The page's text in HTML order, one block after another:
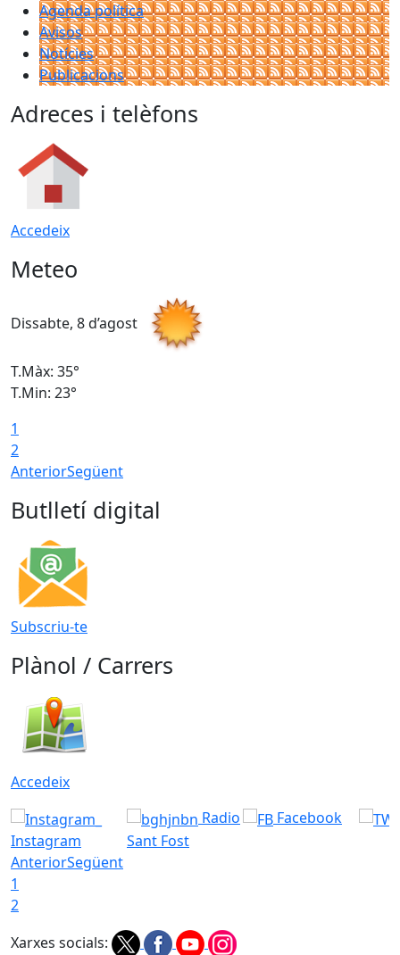
Agenda política
Avisos
Notícies
Publicacions
Adreces i telèfons
Accedeix
Meteo
Dissabte, 8 d’agost
T.Màx: 35°
T.Min: 23°
1
2
AnteriorSegüent
Butlletí digital
Subscriu-te
Plànol / Carrers
Accedeix
Instagram
Radio
Sant Fost
Facebook
AnteriorSegüent
1
2
Xarxes socials: